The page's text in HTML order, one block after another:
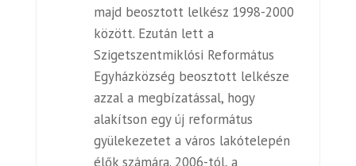
majd beosztott lelkész 1998-2000
között. Ezután lett a
Szigetszentmiklósi Református
Egyházközség beosztott lelkésze
azzal a megbízatással, hogy
alakítson egy új református
gyülekezetet a város lakótelepén
élők számára. 2006-tól, a